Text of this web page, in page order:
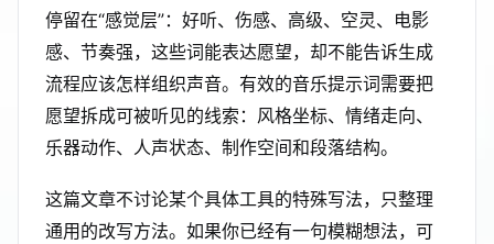
停留在“感觉层”：好听、伤感、高级、空灵、电影
感、节奏强，这些词能表达愿望，却不能告诉生成
流程应该怎样组织声音。有效的音乐提示词需要把
愿望拆成可被听见的线索：风格坐标、情绪走向、
乐器动作、人声状态、制作空间和段落结构。
这篇文章不讨论某个具体工具的特殊写法，只整理
通用的改写方法。如果你已经有一句模糊想法，可